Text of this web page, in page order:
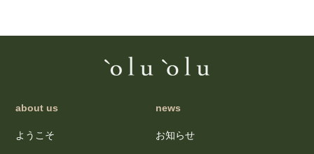
about us
ようこそ
news
お知らせ